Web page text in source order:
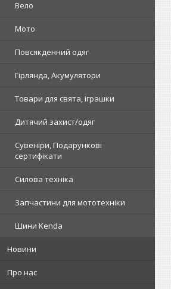
Вело
Мото
Повсякденний одяг
Гірлянда, Акумулятори
Товари для свята, іграшки
Дитячий захист/одяг
Сувеніри, Подарункові
сертифікати
Силова техніка
Запчастини для мототехніки
Шини Kenda
Новини
Про нас